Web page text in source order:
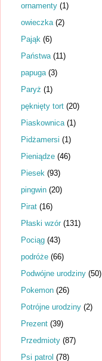
ornamenty (1)
owieczka (2)
Pająk (6)
Państwa (11)
papuga (3)
Paryż (1)
pęknięty tort (20)
Piaskownica (1)
Pidżamersi (1)
Pieniądze (46)
Piesek (93)
pingwin (20)
Pirat (16)
Płaski wzór (131)
Pociąg (43)
podróże (66)
Podwójne urodziny (50)
Pokemon (26)
Potrójne urodziny (2)
Prezent (39)
Przedmioty (87)
Psi patrol (78)